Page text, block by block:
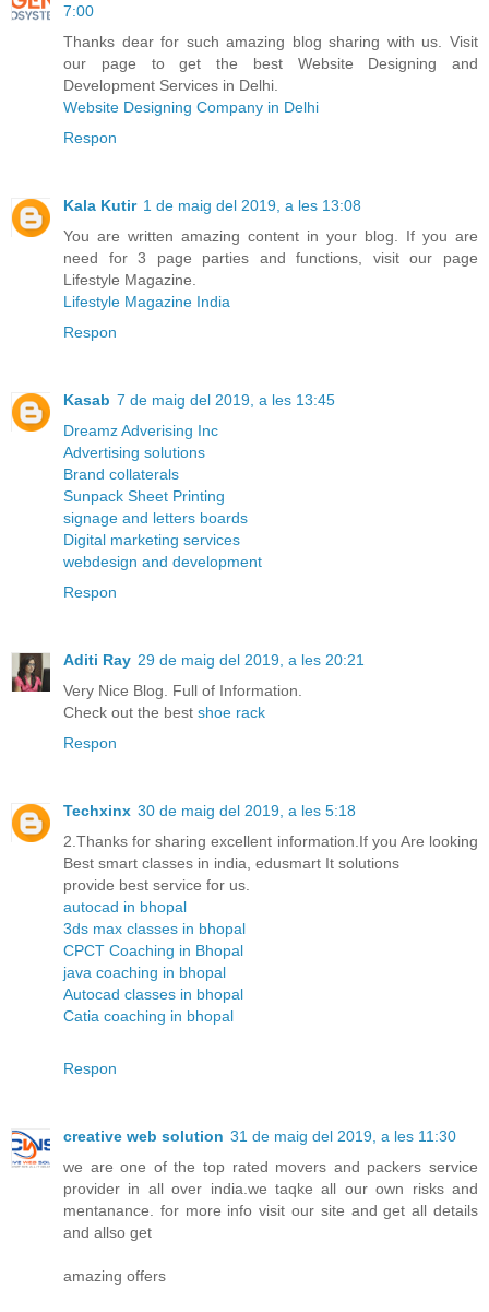
7:00
Thanks dear for such amazing blog sharing with us. Visit
our page to get the best Website Designing and
Development Services in Delhi.
Website Designing Company in Delhi
Respon
Kala Kutir 1 de maig del 2019, a les 13:08
You are written amazing content in your blog. If you are
need for 3 page parties and functions, visit our page
Lifestyle Magazine.
Lifestyle Magazine India
Respon
Kasab 7 de maig del 2019, a les 13:45
Dreamz Adverising Inc
Advertising solutions
Brand collaterals
Sunpack Sheet Printing
signage and letters boards
Digital marketing services
webdesign and development
Respon
Aditi Ray 29 de maig del 2019, a les 20:21
Very Nice Blog. Full of Information.
Check out the best shoe rack
Respon
Techxinx 30 de maig del 2019, a les 5:18
2.Thanks for sharing excellent information.If you Are looking
Best smart classes in india, edusmart It solutions
provide best service for us.
autocad in bhopal
3ds max classes in bhopal
CPCT Coaching in Bhopal
java coaching in bhopal
Autocad classes in bhopal
Catia coaching in bhopal
Respon
creative web solution 31 de maig del 2019, a les 11:30
we are one of the top rated movers and packers service
provider in all over india.we taqke all our own risks and
mentanance. for more info visit our site and get all details
and allso get
amazing offers